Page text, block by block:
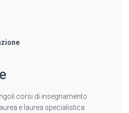
corsi di insegnamento
e laurea specialistica